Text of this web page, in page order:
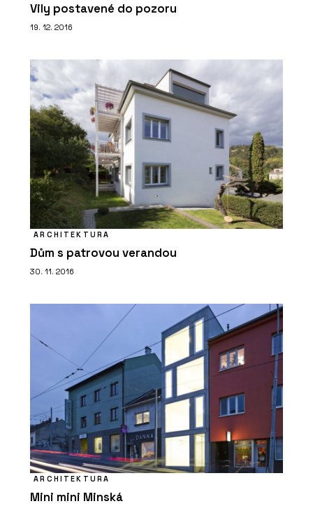
Vily postavené do pozoru
19. 12. 2016
ARCHITEKTURA
Dům s patrovou verandou
30. 11. 2016
ARCHITEKTURA
Mini mini Minská